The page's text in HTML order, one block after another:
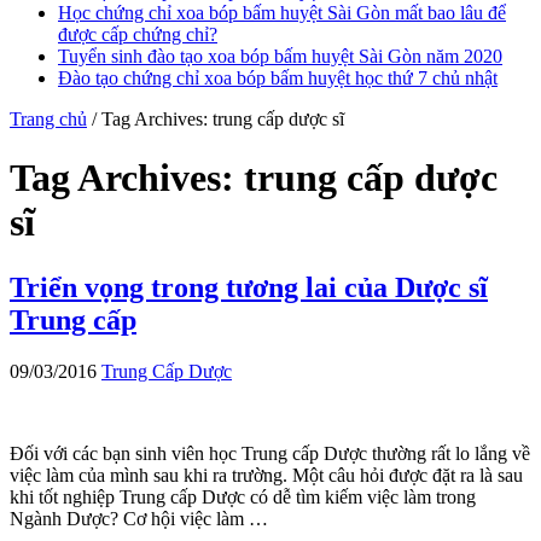
Học chứng chỉ xoa bóp bấm huyệt Sài Gòn mất bao lâu để
được cấp chứng chỉ?
Tuyển sinh đào tạo xoa bóp bấm huyệt Sài Gòn năm 2020
Đào tạo chứng chỉ xoa bóp bấm huyệt học thứ 7 chủ nhật
Trang chủ / Tag Archives: trung cấp dược sĩ
Tag Archives: trung cấp dược
sĩ
Triển vọng trong tương lai của Dược sĩ
Trung cấp
09/03/2016 Trung Cấp Dược
Đối với các bạn sinh viên học Trung cấp Dược thường rất lo lắng về
việc làm của mình sau khi ra trường. Một câu hỏi được đặt ra là sau
khi tốt nghiệp Trung cấp Dược có dễ tìm kiếm việc làm trong
Ngành Dược? Cơ hội việc làm …